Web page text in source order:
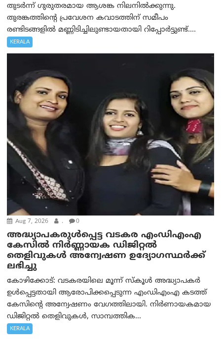
തുടർന്ന് ഗുരുതരമായ ആശങ്ക നിലനിൽക്കുന്നു.
തുരങ്കത്തിന്റെ പ്രവേശന കവാടത്തിന് സമീപം
രണ്ടിടങ്ങളിൽ മണ്ണിടിച്ചിലുണ്ടായതായി റിപ്പോർട്ടുണ്ട്....
KERALA
Aug 7, 2026 . 0
അദ്ധ്യാപകരുള്‍പ്പെട്ട വടകര എംഡി‌എം‌എ
കേസില്‍ നിര്‍ണ്ണായക ഡിജിറ്റല്‍
തെളിവുകള്‍ അന്വേഷണ ഉദ്യോഗസ്ഥര്‍ക്ക്
ലഭിച്ചു
കോഴിക്കോട്: വടകരയിലെ മൂന്ന് സ്കൂൾ അദ്ധ്യാപകർ
ഉൾപ്പെട്ടതായി ആരോപിക്കപ്പെടുന്ന എംഡിഎംഎ കടത്ത്
കേസിന്റെ അന്വേഷണം വേഗത്തിലായി. നിർണായകമായ
ഡിജിറ്റൽ തെളിവുകൾ, സാമ്പത്തിക...
KERALA